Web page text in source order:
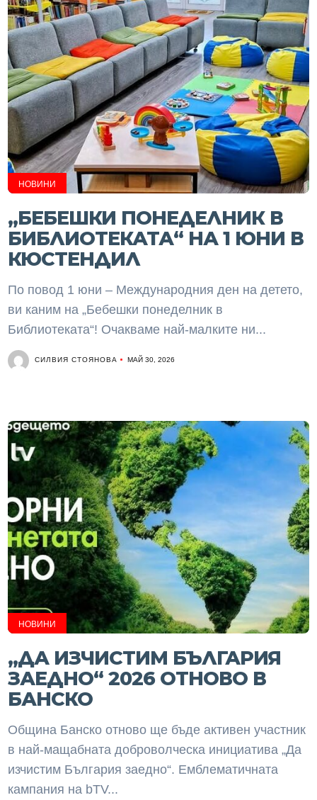
НОВИНИ
„БЕБЕШКИ ПОНЕДЕЛНИК В
БИБЛИОТЕКАТА“ НА 1 ЮНИ В
КЮСТЕНДИЛ
По повод 1 юни – Международния ден на детето,
ви каним на „Бебешки понеделник в
Библиотеката“! Очакваме най-малките ни...
СИЛВИЯ СТОЯНОВА МАЙ 30, 2026
НОВИНИ
„ДА ИЗЧИСТИМ БЪЛГАРИЯ
ЗАЕДНО“ 2026 ОТНОВО В
БАНСКО
Община Банско отново ще бъде активен участник
в най-мащабната доброволческа инициатива „Да
изчистим България заедно“. Емблематичната
кампания на bTV...